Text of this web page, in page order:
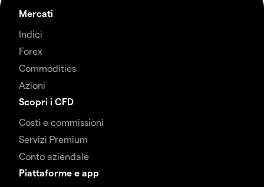
Mercati
Indici
Forex
Commodities
Azioni
Scopri i CFD
Costi e commissioni
Servizi Premium
Conto aziendale
Piattaforme e app